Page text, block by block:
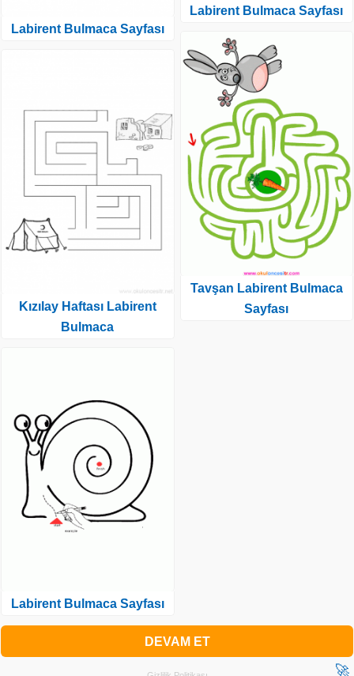
Labirent Bulmaca Sayfası
Kızılay Haftası Labirent
Bulmaca
Labirent Bulmaca Sayfası
Labirent Bulmaca Sayfası
Tavşan Labirent Bulmaca
Sayfası
DEVAM ET
🚀